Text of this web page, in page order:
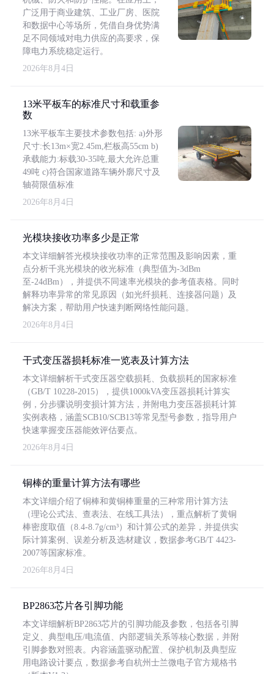
广泛用于商业建筑、工业厂房、医院
和数据中心等场所，凭借自身优势满
足不同领域对电力供应的高要求，保
障电力系统稳定运行。
2026年8月4日
13米平板车的标准尺寸和载重参
数
13米平板车主要技术参数包括: a)外形
尺寸:长13m×宽2.45m,栏板高55cm b)
承载能力:标载30-35吨,最大允许总重
49吨 c)符合国家道路车辆外廓尺寸及
轴荷限值标准
2026年8月4日
光模块接收功率多少是正常
本文详细解答光模块接收功率的正常范围及影响因素，重
点分析千兆光模块的收光标准（典型值为-3dBm
至-24dBm），并提供不同速率光模块的参考值表格。同时
解释功率异常的常见原因（如光纤损耗、连接器问题）及
解决方案，帮助用户快速判断网络性能问题。
2026年8月4日
干式变压器损耗标准一览表及计算方法
本文详细解析干式变压器空载损耗、负载损耗的国家标准
（GB/T 10228-2015），提供1000kVA变压器损耗计算实
例，分步骤说明变损计算方法，并附电力变压器损耗计算
实例表格，涵盖SCB10/SCB13等常见型号参数，指导用户
快速掌握变压器能效评估要点。
2026年8月4日
铜棒的重量计算方法有哪些
本文详细介绍了铜棒和黄铜棒重量的三种常用计算方法
（理论公式法、查表法、在线工具法），重点解析了黄铜
棒密度取值（8.4-8.7g/cm³）和计算公式的差异，并提供实
际计算案例、误差分析及选材建议，数据参考GB/T 4423-
2007等国家标准。
2026年8月4日
BP2863芯片各引脚功能
本文详细解析BP2863芯片的引脚功能及参数，包括各引脚
定义、典型电压/电流值、内部逻辑关系等核心数据，并附
引脚参数对照表。内容涵盖驱动配置、保护机制及典型应
用电路设计要点，数据参考自杭州士兰微电子官方规格书